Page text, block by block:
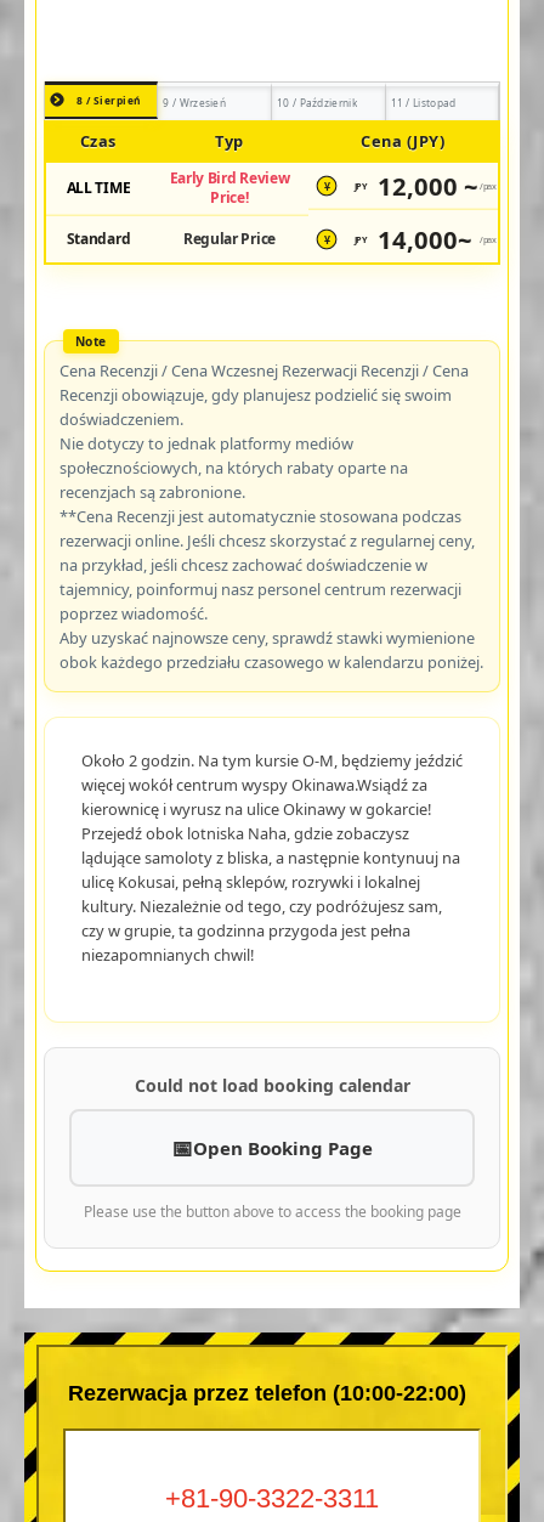
8 / Sierpień 9 / Wrzesień 10 / Październik 11 / Listopad
Czas Typ Cena (JPY)
ALL TIME
Early Bird Review
Price!
¥ JPY 12,000 ~ /pax
Standard Regular Price ¥ JPY 14,000~ /pax
Cena Recenzji / Cena Wczesnej Rezerwacji Recenzji / Cena
Recenzji obowiązuje, gdy planujesz podzielić się swoim
doświadczeniem.
Nie dotyczy to jednak platformy mediów
społecznościowych, na których rabaty oparte na
recenzjach są zabronione.
**Cena Recenzji jest automatycznie stosowana podczas
rezerwacji online. Jeśli chcesz skorzystać z regularnej ceny,
na przykład, jeśli chcesz zachować doświadczenie w
tajemnicy, poinformuj nasz personel centrum rezerwacji
poprzez wiadomość.
Aby uzyskać najnowsze ceny, sprawdź stawki wymienione
obok każdego przedziału czasowego w kalendarzu poniżej.
Około 2 godzin. Na tym kursie O-M, będziemy jeździć
więcej wokół centrum wyspy Okinawa.Wsiądź za
kierownicę i wyrusz na ulice Okinawy w gokarcie!
Przejedź obok lotniska Naha, gdzie zobaczysz
lądujące samoloty z bliska, a następnie kontynuuj na
ulicę Kokusai, pełną sklepów, rozrywki i lokalnej
kultury. Niezależnie od tego, czy podróżujesz sam,
czy w grupie, ta godzinna przygoda jest pełna
niezapomnianych chwil!
Could not load booking calendar
Open Booking Page
Please use the button above to access the booking page
Rezerwacja przez telefon (10:00-22:00)
+81-90-3322-3311